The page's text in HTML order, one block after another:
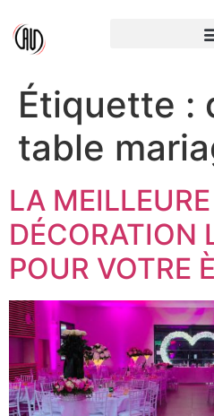
Étiquette :
table
LA MEILLEURE
DÉCORATION
POUR VOTRE